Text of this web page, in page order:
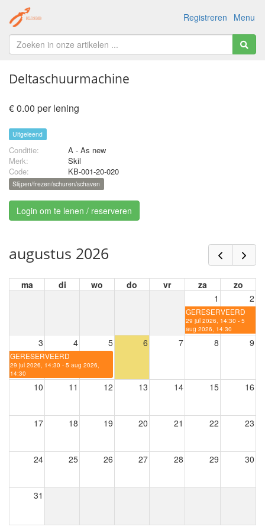
Menu
Registreren
Deltaschuurmachine
€ 0.00 per lening
Uitgeleend
Conditie:
A - As new
Merk:
Skil
Code:
KB-001-20-020
Slijpen/frezen/schuren/schaven
Login om te lenen / reserveren
augustus 2026
ma di wo do vr za
zo
1
2
GERESERVEERD
29 jul 2026, 14:30 - 5
aug 2026, 14:30
3 4 5 6 7 8 9
GERESERVEERD
29 jul 2026, 14:30 - 5 aug 2026,
14:30
10 11 12 13 14 15 16
17 18 19 20 21 22 23
24 25 26 27 28 29 30
31